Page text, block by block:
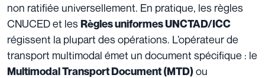
non ratifiée universellement. En pratique, les règles
CNUCED et lesRègles uniformes UNCTAD/ICC
régissent la plupart des opérations. L’opérateur de
transport multimodal émet un document spécifique : le
Multimodal Transport Document (MTD) ou